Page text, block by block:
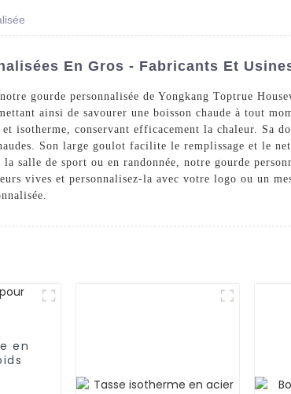
En Gros - Fabricants Et
gourde personnalisée de Yongkang Toptrue
ainsi de savourer une boisson chaude à tout
isotherme, conservant efficacement la chaleur. Sa
Son large goulot facilite le remplissage et le
salle de sport ou en randonnée, notre gourde
vives et personnalisez-la avec votre logo ou un
en